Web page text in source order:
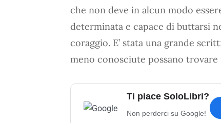
che non deve in alcun modo
determinata e capace di buttarsi
coraggio. E’ stata una grande
meno conosciute possano
Ti piace SoloLibri?
Non perderci su Google!